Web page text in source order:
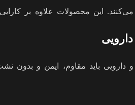
این محصولات علاوه بر
دارویی باید مقاوم، ایمن و بدون